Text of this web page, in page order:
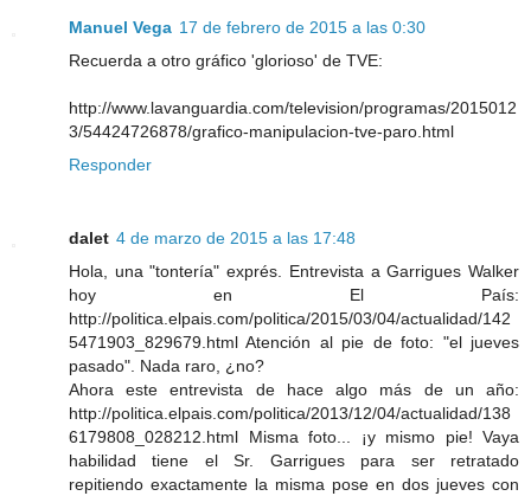
Manuel Vega 17 de febrero de 2015 a las 0:30
Recuerda a otro gráfico 'glorioso' de TVE:
http://www.lavanguardia.com/television/programas/2015012
3/54424726878/grafico-manipulacion-tve-paro.html
Responder
dalet 4 de marzo de 2015 a las 17:48
Hola, una "tontería" exprés. Entrevista a Garrigues Walker
hoy en El País:
http://politica.elpais.com/politica/2015/03/04/actualidad/142
5471903_829679.html Atención al pie de foto: "el jueves
pasado". Nada raro, ¿no?
Ahora este entrevista de hace algo más de un año:
http://politica.elpais.com/politica/2013/12/04/actualidad/138
6179808_028212.html Misma foto... ¡y mismo pie! Vaya
habilidad tiene el Sr. Garrigues para ser retratado
repitiendo exactamente la misma pose en dos jueves con